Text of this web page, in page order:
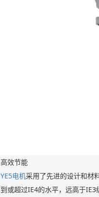
高效节能
YE5电机采用了先进的设计和材
到或超过IE4的水平，远高于IE3